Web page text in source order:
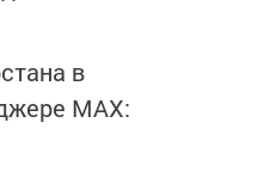
в
MАХ: